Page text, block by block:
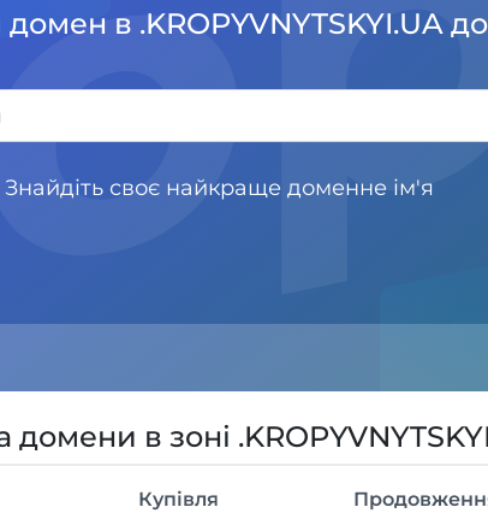
в .KROPYVNYTSKYI.UA
Знайдіть своє найкраще доменне ім'я
домени в зоні
Купівля